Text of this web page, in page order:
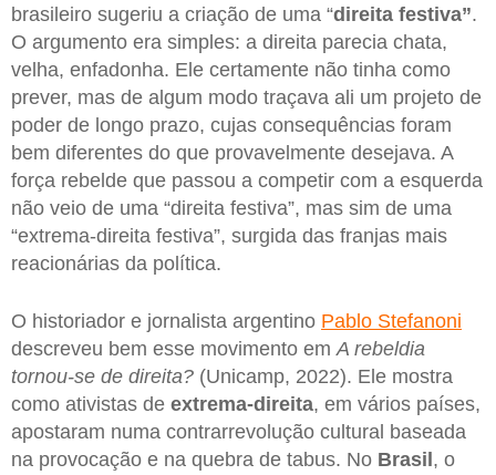
brasileiro sugeriu a criação de uma “direita festiva”.
O argumento era simples: a direita parecia chata,
velha, enfadonha. Ele certamente não tinha como
prever, mas de algum modo traçava ali um projeto de
poder de longo prazo, cujas consequências foram
bem diferentes do que provavelmente desejava. A
força rebelde que passou a competir com a esquerda
não veio de uma “direita festiva”, mas sim de uma
“extrema-direita festiva”, surgida das franjas mais
reacionárias da política.
O historiador e jornalista argentino Pablo Stefanoni
descreveu bem esse movimento emA rebeldia
tornou-se de direita? (Unicamp, 2022). Ele mostra
como ativistas de extrema-direita, em vários países,
apostaram numa contrarrevolução cultural baseada
na provocação e na quebra de tabus. No Brasil , o